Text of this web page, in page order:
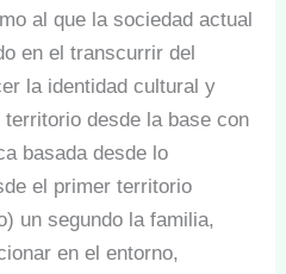
al que la sociedad actual
en el transcurrir del
la identidad cultural y
desde la base con
basada desde lo
el primer territorio
un segundo la familia,
en el entorno,